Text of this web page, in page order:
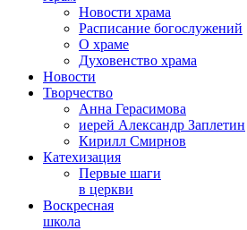
Новости храма
Расписание богослужений
О храме
Духовенство храма
Новости
Творчество
Анна Герасимова
иерей Александр Заплетин
Кирилл Смирнов
Катехизация
Первые шаги
в церкви
Воскресная
школа